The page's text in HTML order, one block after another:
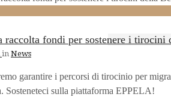
fondi per sostenere i tirocini
in News
garantire i percorsi di tirocinio per
Sosteneteci sulla piattaforma EPPELA!